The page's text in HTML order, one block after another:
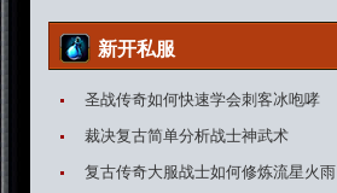
新开私服
圣战传奇如何快速学会刺客冰咆哮
裁决复古简单分析战士神武术
复古传奇大服战士如何修炼流星火雨